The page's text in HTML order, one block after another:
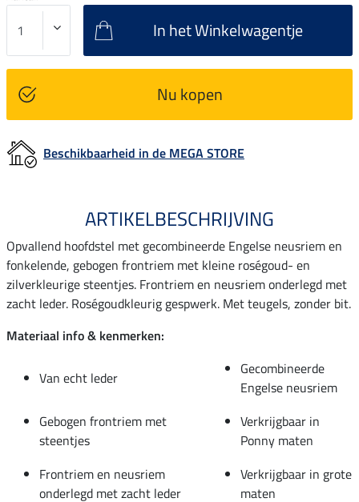
In het Winkelwagentje
Nu kopen
Beschikbaarheid in de MEGA STORE
ARTIKELBESCHRIJVING
Opvallend hoofdstel met gecombineerde Engelse neusriem en
fonkelende, gebogen frontriem met kleine roségoud- en
zilverkleurige steentjes. Frontriem en neusriem onderlegd met
zacht leder. Roségoudkleurig gespwerk. Met teugels, zonder bit.
Materiaal info & kenmerken:
Van echt leder
Gecombineerde
Engelse neusriem
Gebogen frontriem met
steentjes
Verkrijgbaar in
Ponny maten
Frontriem en neusriem
onderlegd met zacht leder
Verkrijgbaar in grote
maten